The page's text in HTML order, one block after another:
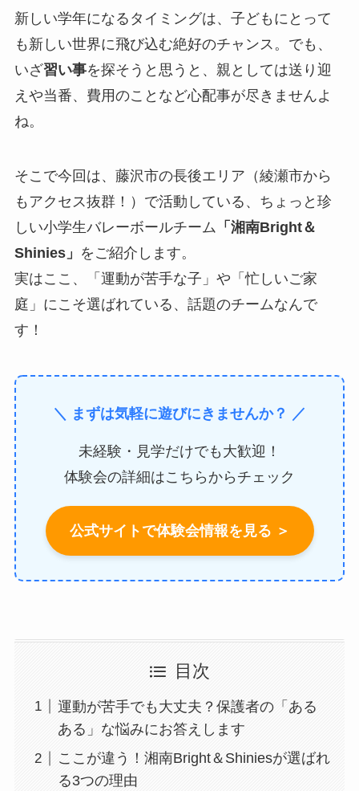
新しい学年になるタイミングは、子どもにとって
も新しい世界に飛び込む絶好のチャンス。でも、
いざ習い事を探そうと思うと、親としては送り迎
えや当番、費用のことなど心配事が尽きませんよ
ね。
そこで今回は、藤沢市の長後エリア（綾瀬市から
もアクセス抜群！）で活動している、ちょっと珍
しい小学生バレーボールチーム 「湘南Bright＆
Shinies」 をご紹介します。
実はここ、「運動が苦手な子」や「忙しいご家
庭」にこそ選ばれている、話題のチームなんで
す！
＼ まずは気軽に遊びにきませんか？ ／
未経験・見学だけでも大歓迎！
体験会の詳細はこちらからチェック
公式サイトで体験会情報を見る ＞
目次
運動が苦手でも大丈夫？保護者の「ある
ある」な悩みにお答えします
ここが違う！湘南Bright＆Shiniesが選ばれ
る3つの理由